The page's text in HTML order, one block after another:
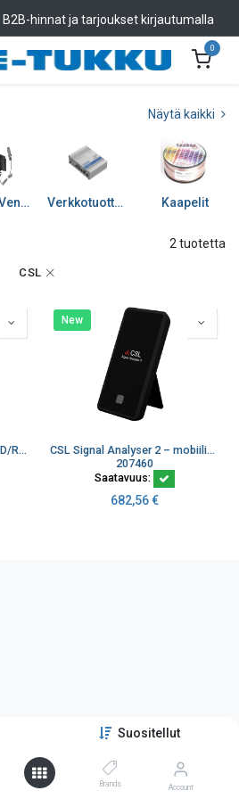
Suositellut
Brands Account
B2B-hinnat ja tarjoukset kirjautumalla
0
Näytä kaikki
Auto- ja Venetarvikkeet Verkkotuotteet Kaapelit
2 tuotetta
CSL
Mittalaite 2G/4G/WIFI CELLID/RSRP/RSRQ
New
CSL Signal Analyser 2 – mobiiliverkkoanalysaattori 2G/4G-asennuksiin
207460
Saatavuus:
682,56€